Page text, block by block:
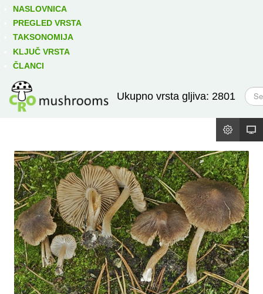
NASLOVNICA
PREGLED VRSTA
TAKSONOMIJA
KLJUČ VRSTA
ČLANCI
Ukupno vrsta gljiva: 2801
T
r
ž
Izravno podređene niže takse: